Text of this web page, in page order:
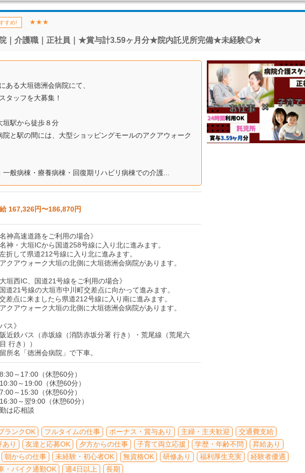
すめ! ★★★
院｜介護職｜正社員｜★賞与計3.59ヶ月分★院内託児所完備★未経験◎★
ある大垣徳洲会病院にて、
タッフを大募集！
垣駅から徒歩８分
院と駅の間には、大型ショッピングモールのアクアウォーク
一般病棟・療養病棟・回復期リハビリ病棟での介護...
167,326円〜186,870円
名神高速道路をご利用の場合》
神・大垣ICから国道258号線に入り北に進みます。
折して県道212号線に入り北に進みます。
クアウォーク大垣の北側に大垣徳洲会病院があります。
大垣西IC、国道21号線をご利用の場合》
道21号線の大垣市中川町交差点に向かって進みます。
差点に来ましたら県道212号線に入り南に進みます。
クアウォーク大垣の北側に大垣徳洲会病院があります。
バス》
近鉄バス（赤坂線（消防赤坂分署 行き）・荒尾線（荒尾六
行き））
所名「徳洲会病院」で下車。
～17:00（休憩60分）
～19:00（休憩60分）
～15:30（休憩60分）
～翌9:00（休憩60分）
は応相談
ランクOK フルタイムの仕事 ボーナス・賞与あり 主婦・主夫歓迎
交通費支給
あり
友達と応募OK 夕方からの仕事 子育て両立応援 学歴・年齢不問
昇給あり
朝からの仕事 未経験・初心者OK 無資格OK 研修あり 福利厚生充実
経験者優遇
・バイク通勤OK 週4日以上 長期